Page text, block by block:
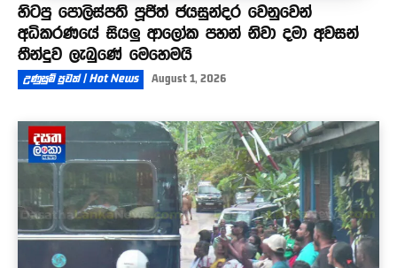
හිටපු පොලිස්පති පූජිත් ජයසුන්දර වෙනුවෙන්
අධිකරණයේ සියලු ආලෝක පහන් නිවා දමා අවසන්
තීන්දුව ලැබුණේ මෙහෙමයි
උණුසුම් පුවත් | Hot News August 1, 2026